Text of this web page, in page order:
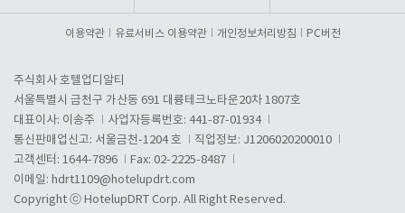
이용약관 유료서비스 이용약관 개인정보처리방침 PC버전
주식회사 호텔업디알티
서울특별시 금천구 가산동 691 대륭테크노타운20차 1807호
대표이사: 이송주
사업자등록번호: 441-87-01934
통신판매업신고: 서울금천-1204 호
직업정보: J1206020200010
고객센터: 1644-7896
Fax: 02-2225-8487
이메일: hdrt1109@hotelupdrt.com
Copyright ⓒ HotelupDRT Corp. All Right Reserved.